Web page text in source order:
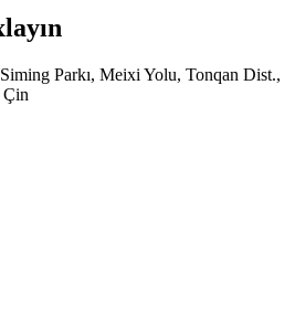
Parkı, Meixi Yolu, Tonqan Dist.,
Çin